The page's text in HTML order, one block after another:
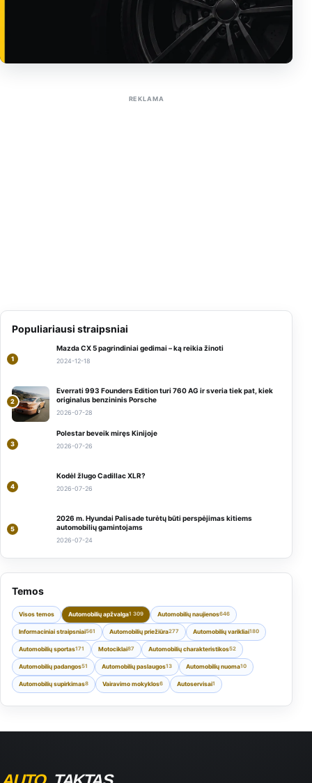
REKLAMA
Populiariausi straipsniai
1
Mazda CX 5 pagrindiniai gedimai – ką reikia žinoti
2024-12-18
2
Everrati 993 Founders Edition turi 760 AG ir sveria tiek pat, kiek
originalus benzininis Porsche
2026-07-28
3
Polestar beveik miręs Kinijoje
2026-07-26
4
Kodėl žlugo Cadillac XLR?
2026-07-26
5
2026 m. Hyundai Palisade turėtų būti perspėjimas kitiems
automobilių gamintojams
2026-07-24
Temos
Visos temos Automobilių apžvalga1 309 Automobilių naujienos646
Informaciniai straipsniai561 Automobilių priežiūra277 Automobilių varikliai180
Automobilių sportas171 Motociklai87 Automobilių charakteristikos52
Automobilių padangos51 Automobilių paslaugos13 Automobilių nuoma10
Automobilių supirkimas8 Vairavimo mokyklos6 Autoservisai1